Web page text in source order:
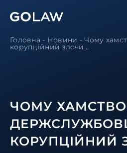
Головна - Новини -Чому
корупційний злочи...
ЧОМУ ХАМСТВО
КОРУПЦІЙНИЙ